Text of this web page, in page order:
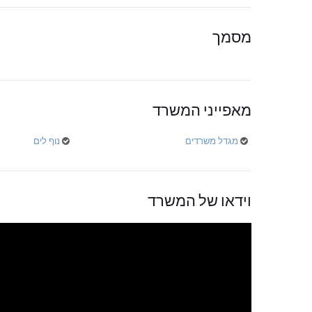
מסמך
מאפייני המשרד
נוף לים מגדל משרדים
וידאו של המשרד